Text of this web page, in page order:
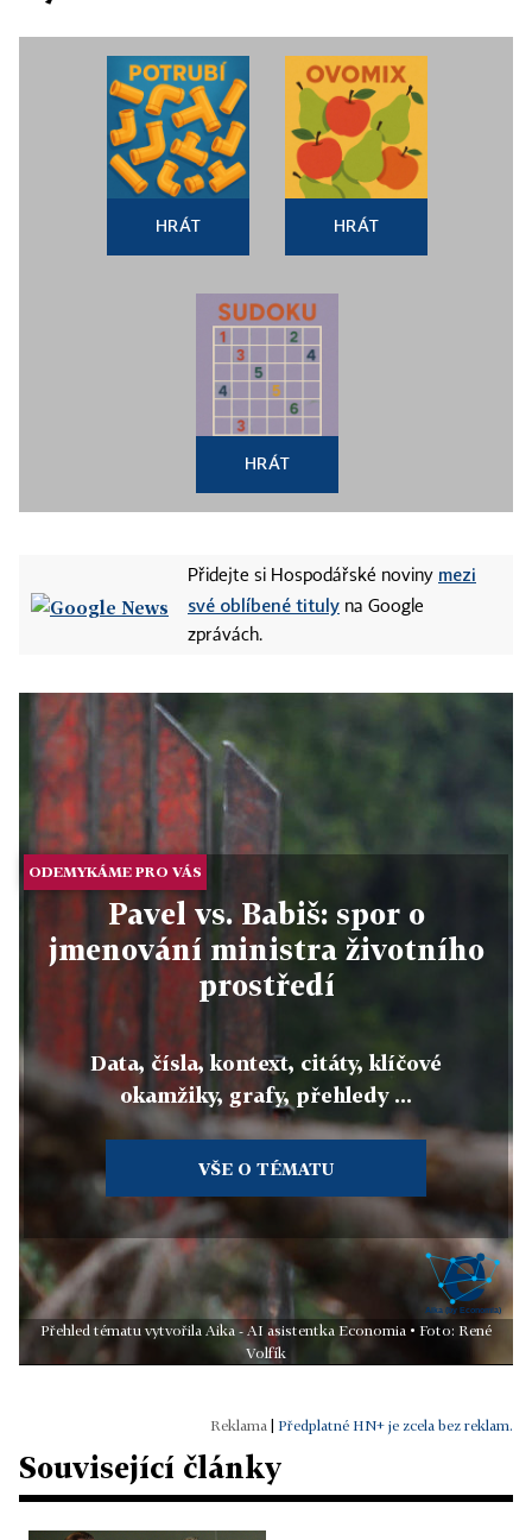
HRÁT HRÁT
HRÁT
Přidejte si Hospodářské noviny mezi
své oblíbené tituly na Google
zprávách.
ODEMYKÁME PRO VÁS
Pavel vs. Babiš: spor o
jmenování ministra životního
prostředí
Data, čísla, kontext, citáty, klíčové
okamžiky, grafy, přehledy ...
VŠE O TÉMATU
Přehled tématu vytvořila Aika - AI asistentka Economia • Foto: René
Volfík
Předplatné HN+ je zcela bez reklam.
Související články